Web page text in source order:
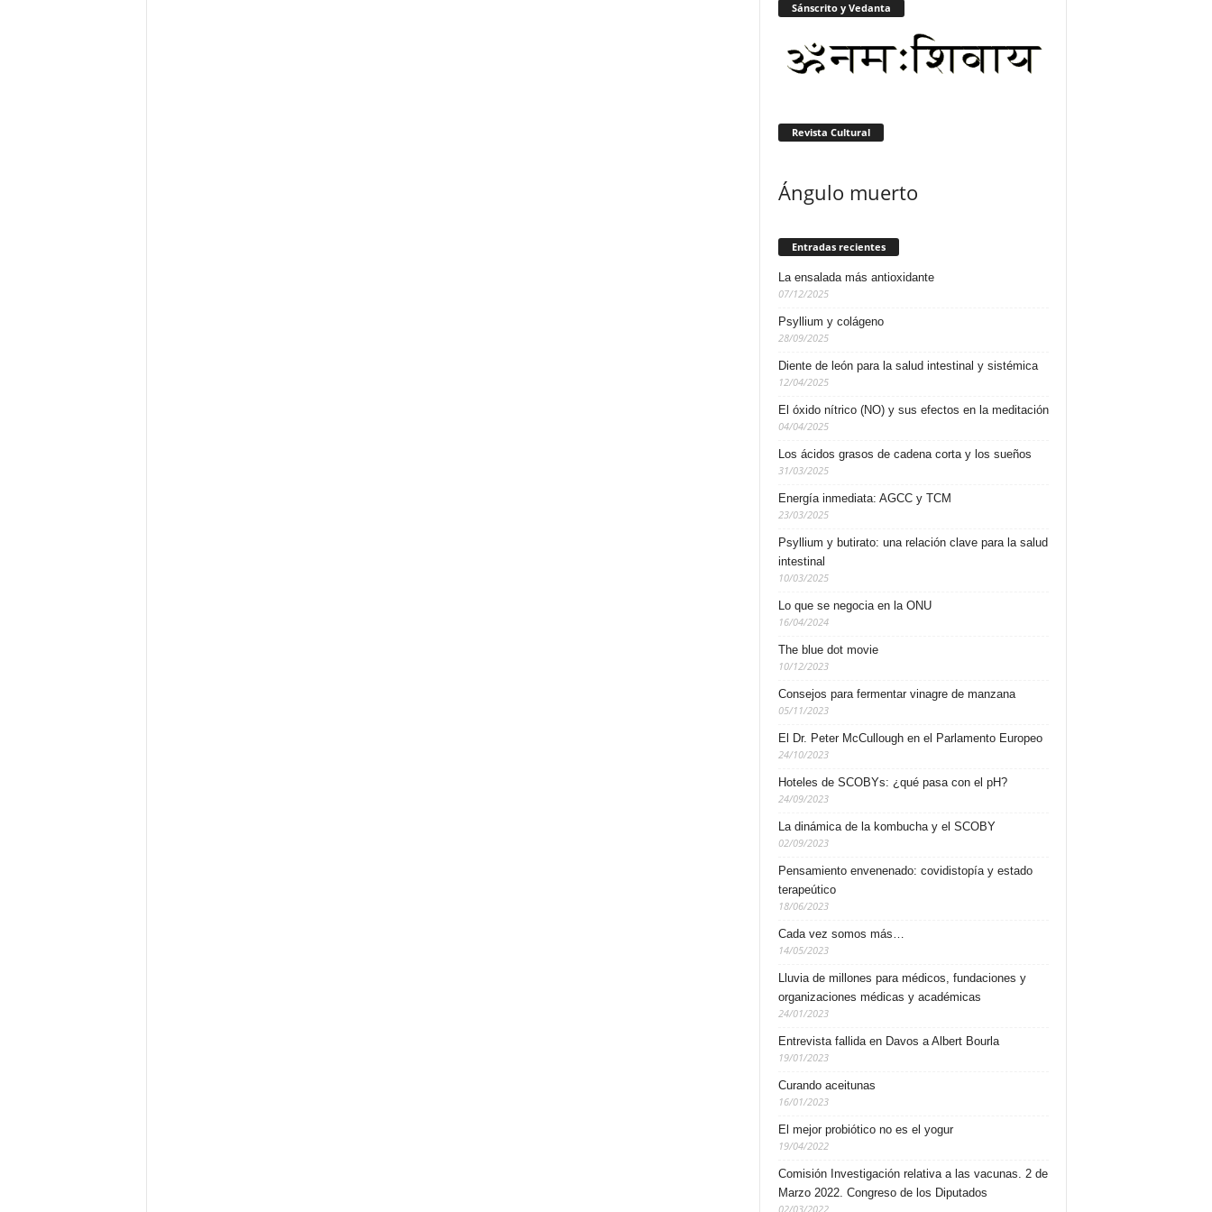
Sánscrito y Vedanta
Revista Cultural
Ángulo muerto
Entradas recientes
La ensalada más antioxidante
07/12/2025
Psyllium y colágeno
28/09/2025
Diente de león para la salud intestinal y sistémica
12/04/2025
El óxido nítrico (NO) y sus efectos en la meditación
04/04/2025
Los ácidos grasos de cadena corta y los sueños
31/03/2025
Energía inmediata: AGCC y TCM
23/03/2025
Psyllium y butirato: una relación clave para la salud
intestinal
10/03/2025
Lo que se negocia en la ONU
16/04/2024
The blue dot movie
10/12/2023
Consejos para fermentar vinagre de manzana
05/11/2023
El Dr. Peter McCullough en el Parlamento Europeo
24/10/2023
Hoteles de SCOBYs: ¿qué pasa con el pH?
24/09/2023
La dinámica de la kombucha y el SCOBY
02/09/2023
Pensamiento envenenado: covidistopía y estado
terapeútico
18/06/2023
Cada vez somos más…
14/05/2023
Lluvia de millones para médicos, fundaciones y
organizaciones médicas y académicas
24/01/2023
Entrevista fallida en Davos a Albert Bourla
19/01/2023
Curando aceitunas
16/01/2023
El mejor probiótico no es el yogur
19/04/2022
Comisión Investigación relativa a las vacunas. 2 de
Marzo 2022. Congreso de los Diputados
02/03/2022